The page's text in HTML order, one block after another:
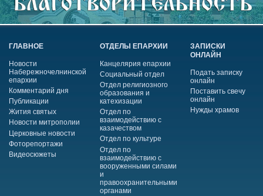
ГЛАВНОЕ
Новости
Набережночелнинской
епархии
Комментарий дня
Публикации
Жития святых
Новости митрополии
Церковные новости
Фоторепортажи
Видеосюжеты
ОТДЕЛЫ ЕПАРХИИ
Канцелярия епархии
Социальный отдел
Отдел религиозного
образования и
катехизации
Отдел по
взаимодействию с
казачеством
Отдел по культуре
Отдел по
взаимодействию с
вооруженными силами
и
правоохранительными
органами
ЗАПИСКИ
ОНЛАЙН
Подать записку
онлайн
Поставить свечу
онлайн
Нужды храмов